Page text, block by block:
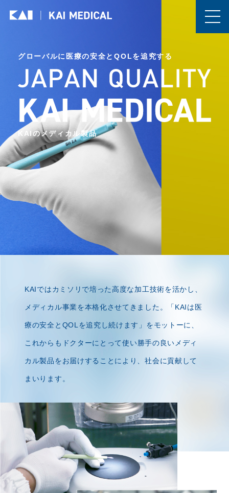
グローバルに医療の安全とQOLを追究する
KAIのメディカル製品
KAIではカミソリで培った高度な加工技術を活かし、
メディカル事業を本格化させてきました。 「KAIは医
療の安全とQOLを追究し続けます」をモットーに、
これからもドクターにとって使い勝手の良いメディ
カル製品をお届けすることにより、社会に貢献して
まいります。